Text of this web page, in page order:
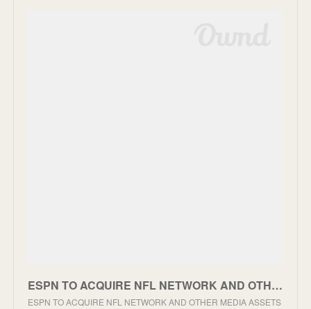
ESPN TO ACQUIRE NFL NETWORK AND OTHER MEDIA ASSETS FROM THE NFL IN EXCHANGE FOR A 10% EQUITY STAKE I
ESPN TO ACQUIRE NFL NETWORK AND OTHER MEDIA ASSETS